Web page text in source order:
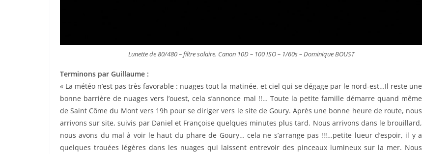
Lunette de 80/480 – filtre solaire. Canon 10D – 100 ISO – 1/60s – Dominique BOUST
Terminons par Guillaume :
« La météo n’est pas très favorable : nuages tout la matinée, et ciel qui se dégage par le nord-est…Il reste une
bonne barrière de nuages vers l’ouest, cela s’annonce mal !!… Toute la petite famille démarre quand même
de Saint Côme du Mont vers 19h pour se diriger vers le site de Goury. Après une bonne heure de route, nous
arrivons sur site, suivis par Daniel et Françoise quelques minutes plus tard. Nous arrivons dans le brouillard,
nous avons du mal à voir le haut du phare de Goury… cela ne s’arrange pas !!!…petite lueur d’espoir, il y a
quelques trouées légères dans les nuages qui laissent entrevoir des pinceaux lumineux sur la mer. Nous